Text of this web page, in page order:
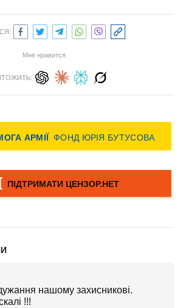
Мне нравится
нашому захисникові.
!!!